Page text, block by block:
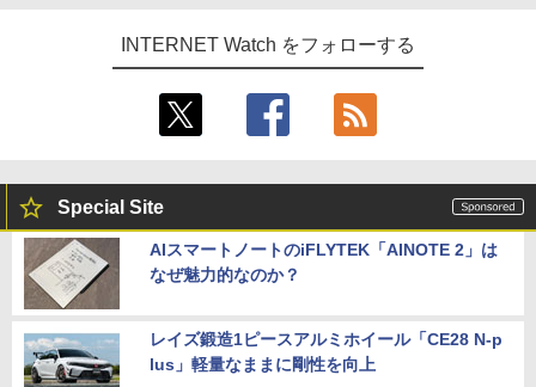
INTERNET Watch をフォローする
Special Site
AIスマートノートのiFLYTEK「AINOTE 2」は
なぜ魅力的なのか？
レイズ鍛造1ピースアルミホイール「CE28 N-p
lus」軽量なままに剛性を向上